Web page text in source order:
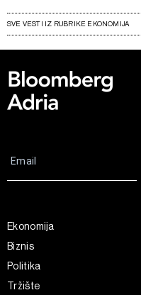
SVE VESTI IZ RUBRIKE EKONOMIJA
Ekonomija
Biznis
Politika
Tržište